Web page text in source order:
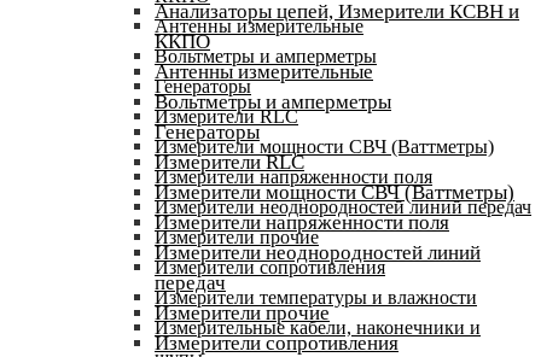
Антенны измерительные
Вольтметры и амперметры
Генераторы
Измерители RLC
Измерители мощности СВЧ (Ваттметры)
Измерители напряженности поля
Измерители неоднородностей линий передач
Измерители прочие
Измерители сопротивления
Измерители температуры и влажности
Измерительные кабели, наконечники и
Анализаторы цепей, Измерители КСВН и
ККПО
Антенны измерительные
Вольтметры и амперметры
Генераторы
Измерители RLC
Измерители мощности СВЧ (Ваттметры)
Измерители напряженности поля
Измерители неоднородностей линий
передач
Измерители прочие
Измерители сопротивления